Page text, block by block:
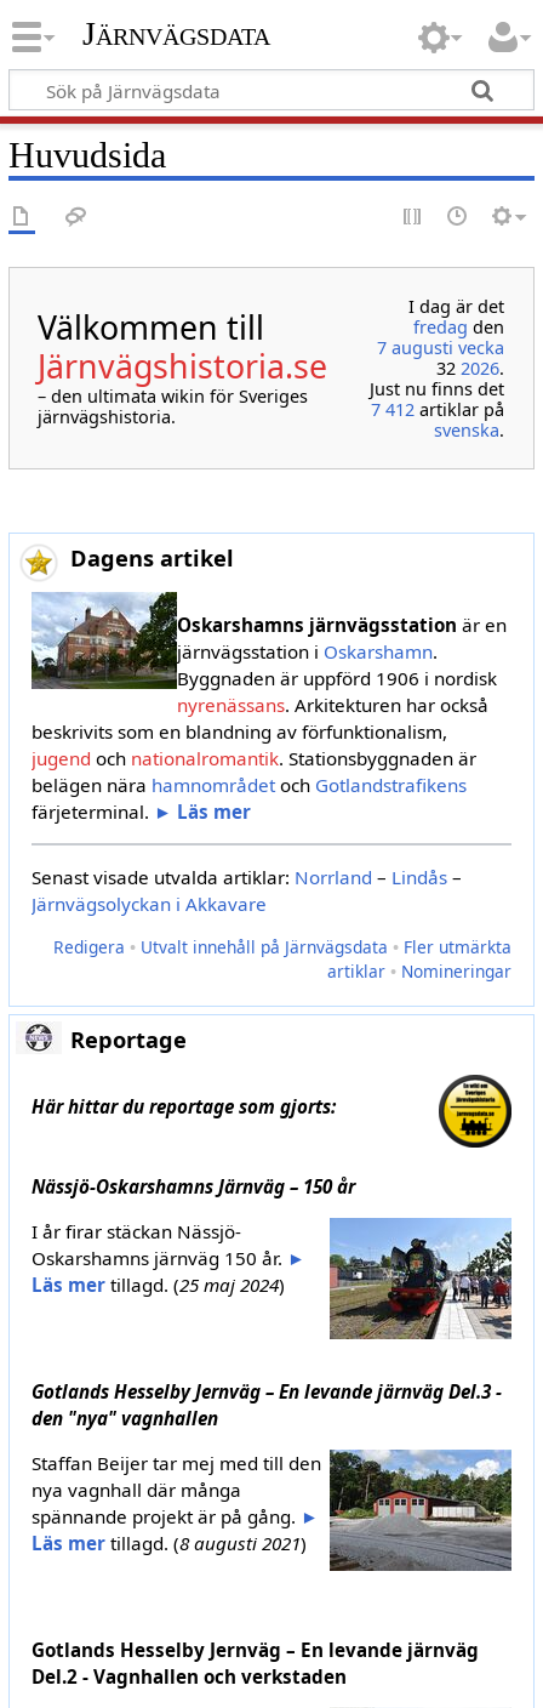
Järnvägsdata
Huvudsida
Välkommen till
Järnvägshistoria.se
– den ultimata wikin för Sveriges
järnvägshistoria.
I dag är det
fredag den
7 augusti vecka
322026.
Just nu finns det
7 412 artiklar på
svenska.
Dagens artikel
Oskarshamns järnvägsstation är en
järnvägsstation i Oskarshamn.
Byggnaden är uppförd 1906 i nordisk
nyrenässans. Arkitekturen har också
beskrivits som en blandning av förfunktionalism,
jugend och nationalromantik. Stationsbyggnaden är
belägen nära hamnområdet och Gotlandstrafikens
färjeterminal. ► Läs mer
Senast visade utvalda artiklar: Norrland – Lindås –
Järnvägsolyckan i Akkavare
Redigera • Utvalt innehåll på Järnvägsdata • Fler utmärkta
artiklar • Nomineringar
Reportage
Här hittar du reportage som gjorts:
Nässjö-Oskarshamns Järnväg – 150 år
I år firar stäckan Nässjö-
Oskarshamns järnväg 150 år. ►
Läs mer tillagd. (25 maj 2024)
Gotlands Hesselby Jernväg – En levande järnväg Del.3 -
den "nya" vagnhallen
Staffan Beijer tar mej med till den
nya vagnhall där många
spännande projekt är på gång. ►
Läs mer tillagd. (8 augusti 2021)
Gotlands Hesselby Jernväg – En levande järnväg
Del.2 - Vagnhallen och verkstaden